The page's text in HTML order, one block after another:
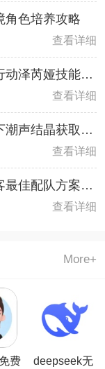
角色培养攻略
查看详细
动泽芮娅技能详
查看详细
潮声结晶获取攻
查看详细
最佳配队方案攻
查看详细
More+
费 deepseek无